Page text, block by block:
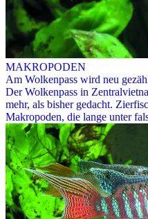
MAKROPODEN
Am Wolkenpass wird neu
Der Wolkenpass in
mehr, als bisher gedacht.
Makropoden, die lange unter